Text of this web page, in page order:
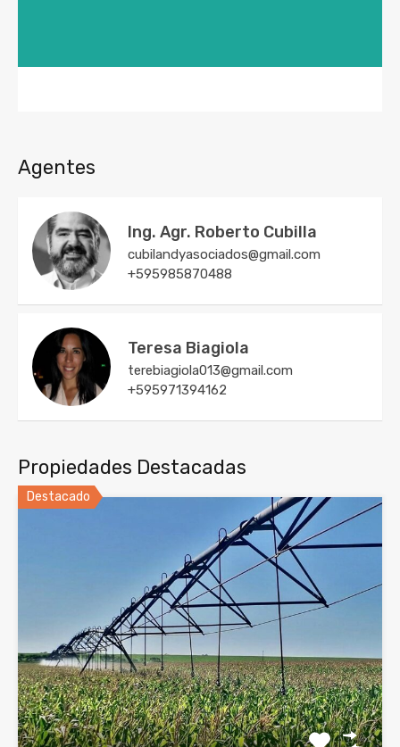
Agentes
Ing. Agr. Roberto Cubilla
cubilandyasociados@gmail.com
+595985870488
Teresa Biagiola
terebiagiola013@gmail.com
+595971394162
Propiedades Destacadas
Destacado